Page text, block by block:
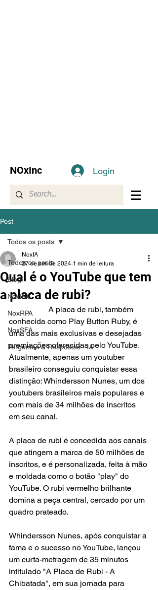
NOxInc Login
Post
Todos os posts
Blog
NoxINC
NoxRPA
NoxSFA
Perguntas & Respostas - IA
Todos os posts
Qual é o YouTube que tem
a placa de rubi?
NoxIA
27 de set. de 2024 1 min de leitura
		A placa de rubi, também
conhecida como Play Button Ruby, é
uma das mais exclusivas e desejadas
premiações oferecidas pelo YouTube.
Atualmente, apenas um youtuber
brasileiro conseguiu conquistar essa
distinção: Whindersson Nunes, um dos
youtubers brasileiros mais populares e
com mais de 34 milhões de inscritos
em seu canal.
A placa de rubi é concedida aos canais
que atingem a marca de 50 milhões de
inscritos, e é personalizada, feita à mão
e moldada como o botão "play" do
YouTube. O rubi vermelho brilhante
domina a peça central, cercado por um
quadro prateado.
Whindersson Nunes, após conquistar a
fama e o sucesso no YouTube, lançou
um curta-metragem de 35 minutos
intitulado "A Placa de Rubi - A
Chibatada", em sua jornada para